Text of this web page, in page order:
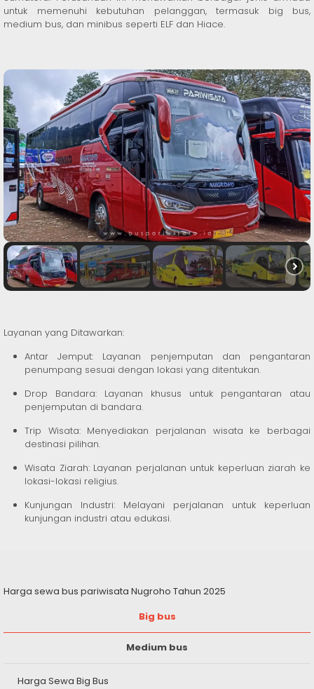
untuk memenuhi kebutuhan pelanggan, termasuk big bus,
medium bus, dan minibus seperti ELF dan Hiace.
Layanan yang Ditawarkan:
Antar Jemput: Layanan penjemputan dan pengantaran
penumpang sesuai dengan lokasi yang ditentukan.
Drop Bandara: Layanan khusus untuk pengantaran atau
penjemputan di bandara.
Trip Wisata: Menyediakan perjalanan wisata ke berbagai
destinasi pilihan.
Wisata Ziarah: Layanan perjalanan untuk keperluan ziarah ke
lokasi-lokasi religius.
Kunjungan Industri: Melayani perjalanan untuk keperluan
kunjungan industri atau edukasi.
Harga sewa bus pariwisata Nugroho Tahun 2025
Big bus
Medium bus
Harga Sewa Big Bus